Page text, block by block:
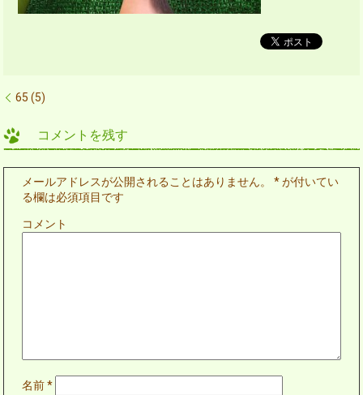
65 (5)
コメントを残す
メールアドレスが公開されることはありません。 *が付いてい
る欄は必須項目です
コメント
名前*